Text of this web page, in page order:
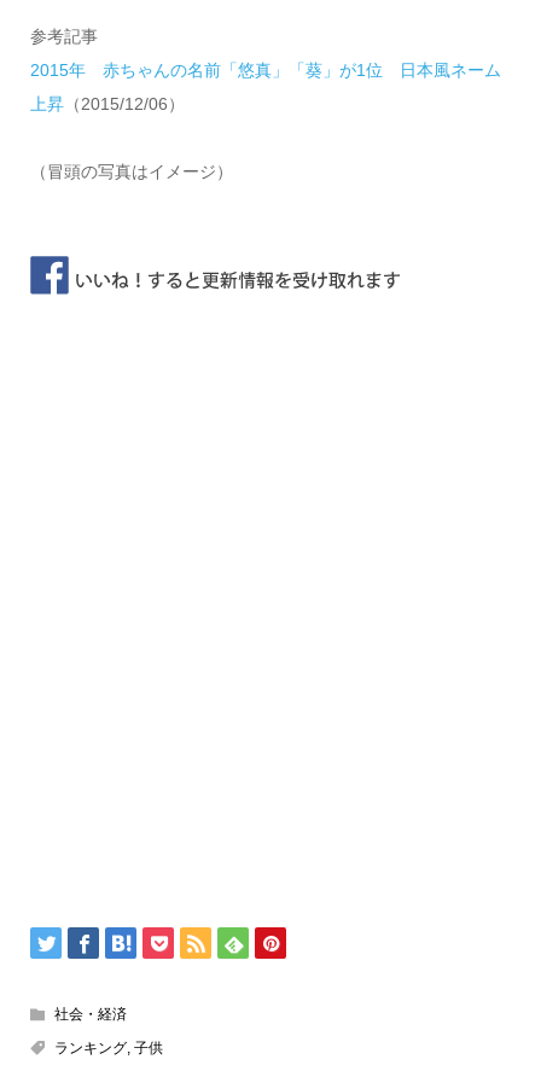
参考記事
2015年 赤ちゃんの名前「悠真」「葵」が1位 日本風ネーム
上昇（2015/12/06）
（冒頭の写真はイメージ）
社会・経済
ランキング, 子供